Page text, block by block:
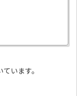
います。